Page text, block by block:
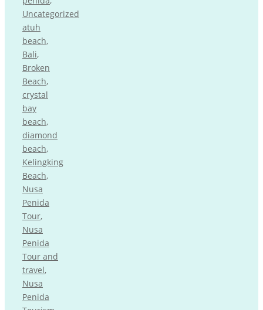
Uncategorized
atuh
beach,
Bali,
Broken
Beach,
crystal
bay
beach,
diamond
beach,
Kelingking
Beach,
Nusa
Penida
Tour,
Nusa
Penida
Tour and
travel,
Nusa
Penida